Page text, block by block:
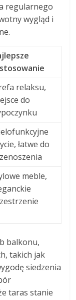
regularnego
wygląd i
relaksu,
do
łatwe do
meble,
balkonu,
takich jak
siedzenia
taras stanie